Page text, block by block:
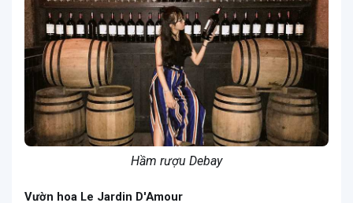
Hầm rượu Debay
Vườn hoa Le Jardin D'Amour